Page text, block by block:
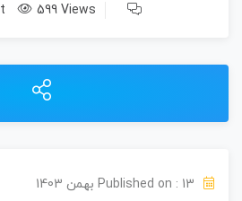
599 Views
Published on : 13 بهمن 1403